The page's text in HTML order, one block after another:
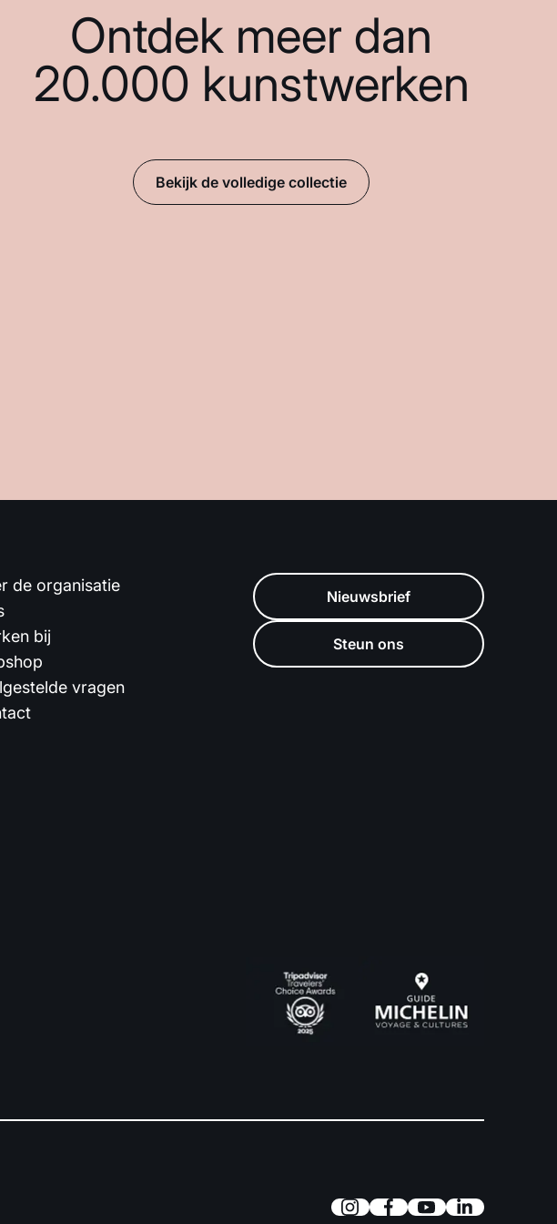
Ontdek meer dan
20.000 kunstwerken
Bekijk de volledige collectie
de organisatie
bij
vragen
Nieuwsbrief
Steun ons